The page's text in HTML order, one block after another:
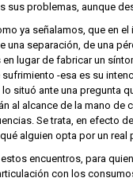
sus problemas, aunque
ya señalamos, que en
una separación, de una
lugar de fabricar un
sufrimiento -esa es su
situó ante una pregunta
al alcance de la mano de
Se trata, en efecto
alguien opta por un
encuentros, para
con los